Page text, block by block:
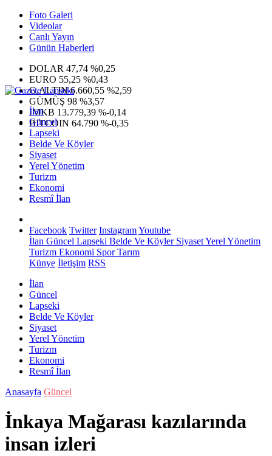
Foto Galeri
Videolar
Canlı Yayın
Günün Haberleri
DOLAR 47,74 %0,25
EURO 55,25 %0,43
G.ALTIN6.660,55 %2,59
GÜMÜŞ 98 %3,57
IMKB 13.779,39 %-0,14
BITCOIN 64.790 %-0,35
İlan
Güncel
Lapseki
Belde Ve Köyler
Siyaset
Yerel Yönetim
Turizm
Ekonomi
Resmî İlan
Facebook Twitter InstagramYoutube
İlan Güncel Lapseki Belde Ve KöylerSiyasetYerel Yönetim
Turizm Ekonomi SporTarım
Künye İletişim RSS
İlan
Güncel
Lapseki
Belde Ve Köyler
Siyaset
Yerel Yönetim
Turizm
Ekonomi
Resmî İlan
Anasayfa Güncel
İnkaya Mağarası kazılarında
insan izleri